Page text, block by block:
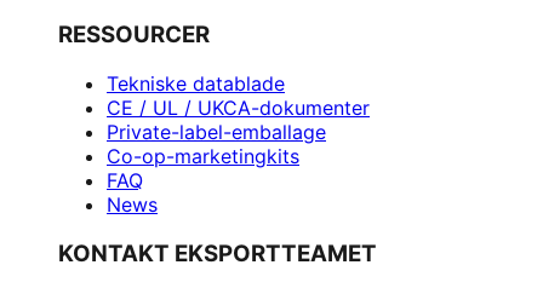
RESSOURCER
Tekniske datablade
CE / UL / UKCA-dokumenter
Private-label-emballage
Co-op-marketingkits
FAQ
News
KONTAKT EKSPORTTEAMET